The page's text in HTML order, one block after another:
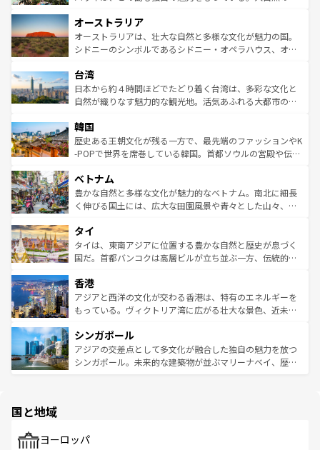
部のニューオーリンズでは、音楽と美食が融合した独特の
文化が魅力。旅行者はアメリカの各地域で異なる魅力を楽
しみながら、その多様性と豊かな歴史を感じることができ
ならではの贅沢な旅のスタイルだ。 なお、新着のアメリカ
情報はコンテンツ一覧を参照してほしい。
ワイ島は見逃せない。また、定番の観光地といえばオアフ
島だが、静かな自然を求めるならマウイ島やカウアイ島が
おすすめ。エメラルドグリーンに輝く海をはじめ、豊かな
れるおもてなしの心で訪れる人々を迎えてくれるハワイの
人々、おいしいローカルフードやハワイアンミュージッ
ク、伝統的なフラダンスなど、すべてがハワイの魅力を彩
ワイを、存分に味わってほしい。 なお、新着のハワイ情報
はコンテンツ一覧を参照してほしい。
オーストラリア
オーストラリアは、壮大な自然と多様な文化が魅力の国。
シドニーのシンボルであるシドニー・オペラハウス、オー
リアリーフや大陸中央部にそびえるウルル（エアーズロッ
ク）、タスマニアの美しい原生林やケアンズの熱帯雨林な
ど、見どころがたくさん。また、カフェやワイン、オージ
いる。アクティビティも充実しており、サーフィンやダイ
ビング、ハイキングなど、アウトドア好きにはたまらな
い。オーストラリアの多彩な魅力を存分に味わいつくそ
参照してほしい。
台湾
日本から約４時間ほどでたどり着く台湾は、多彩な文化と
自然が織りなす魅力的な観光地。活気あふれる大都市の台
ン）、静ひつな山岳地帯である台湾東部など、都市の喧騒
と山間の静けさが共存しており、訪れる人に新しい発見と
驚きをもたらしてくれる。また、奥深い台湾の食文化も魅
容にもいいと評判のスイーツなど、バラエティ豊かな料理
が味わえる。 なお、新着の台湾情報は コンテンツ一覧を参
照してほしい。
韓国
歴史ある王朝文化が残る一方で、最先端のファッションやK
-POPで世界を席巻している韓国。首都ソウルの宮殿や伝統
き、地方に足を延ばせば四季折々の自然美を楽しむことが
できる。そして、キムチや焼肉、絶品のストリートフード
まで、さまざまな韓国料理が待っている。夜には、韓国な
リティに包まれながら、韓国の多彩な魅力を心ゆくまで味
わってみてほしい。 なお、新着の韓国情報はコンテンツ一
覧を参照してほしい。
ベトナム
豊かな自然と多様な文化が魅力的なベトナム。南北に細長
く伸びる国土には、広大な田園風景や青々とした山々、世
急速な発展と共に伝統が息づく。ハノイの古い町並みやホ
ーチミン市のフランス統治時代の建物も、独特の雰囲気を
醸し出している。また、バラエティの豊かさとおいしさで
とつ。フォーやバインミー、ベトナムコーヒーなどは、ぜ
ひ現地で味わいたい。どの地域を訪れてもあたたかい人々
が旅行者を迎えてくれるので、きっと忘れられない旅にな
参照してほしい。
タイ
タイは、東南アジアに位置する豊かな自然と歴史が息づく
国だ。首都バンコクは高層ビルが立ち並ぶ一方、伝統的な
の活気が交差している。北部ではチェンマイなどの山岳地
帯で自然と触れ合い、南部ではプーケットやクラビの美し
いビーチでリゾート気分を楽しむことができる。タイ料理
激する。気候は一年中温暖で、どの季節にも異なる楽しみ
が待っている。親しみやすいタイの人々、仏教を中心とし
た文化、そして多様な観光資源が、訪れる旅人を魅了し続
香港
アジアと西洋の文化が交わる香港は、特有のエネルギーを
もっている。ヴィクトリア湾に広がる壮大な景色、近未来
み、どこを訪れても感動するはず。観光スポットが密集し
ており、効率よく見どころを回れるのも魅力。息をのむよ
うな絶景から文化的な体験まで、香港を存分に楽しみ尽く
シンガポール
アジアの交差点として多文化が融合した独自の魅力を放つ
シンガポール。未来的な建築物が並ぶマリーナベイ、歴史
で、ホーカーズは地元の風情を楽しめる外せないスポット
国と地域
ヨーロッパ